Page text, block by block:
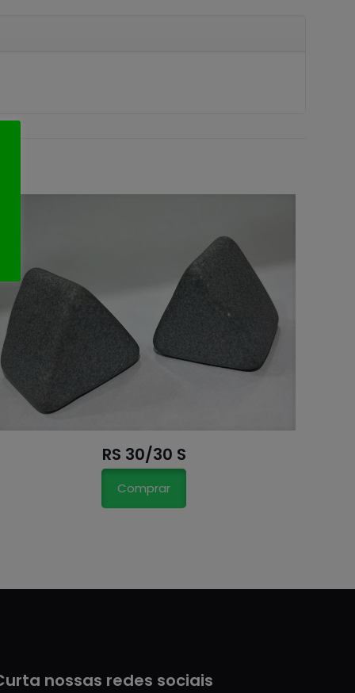
RS 30/30 S
Comprar
nossas redes sociais